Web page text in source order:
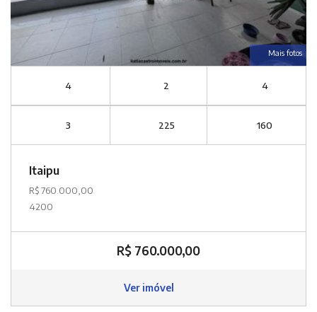
Mais fotos
4 2 4
3 225 160
Itaipu
R$ 760.000,00
4200
R$ 760.000,00
Ver imóvel